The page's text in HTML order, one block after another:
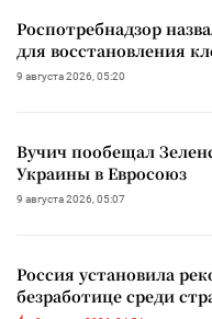
Роспотребнадзор
для восстановления
9 августа 2026, 05:20
Вучич пообещал
Украины в Евросоюз
9 августа 2026, 05:07
Россия установила
безработице среди